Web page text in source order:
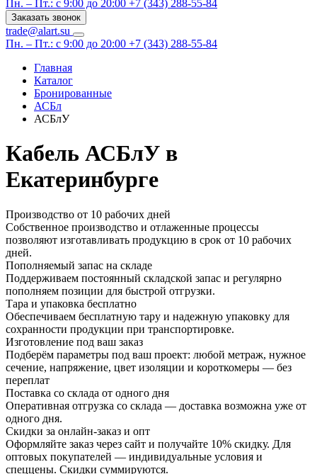
Пн. – Пт.: с 9:00 до 20:00 +7 (343) 288-55-84
Заказать звонок
trade@alart.su
Пн. – Пт.: с 9:00 до 20:00 +7 (343) 288-55-84
Главная
Каталог
Бронированные
АСБл
АСБлУ
Кабель АСБлУ в
Екатеринбурге
Производство от 10 рабочих дней
Собственное производство и отлаженные процессы
позволяют изготавливать продукцию в срок от 10 рабочих
дней.
Пополняемый запас на складе
Поддерживаем постоянный складской запас и регулярно
пополняем позиции для быстрой отгрузки.
Тара и упаковка бесплатно
Обеспечиваем бесплатную тару и надежную упаковку для
сохранности продукции при транспортировке.
Изготовление под ваш заказ
Подберём параметры под ваш проект: любой метраж, нужное
сечение, напряжение, цвет изоляции и короткомеры — без
переплат
Поставка со склада от одного дня
Оперативная отгрузка со склада — доставка возможна уже от
одного дня.
Скидки за онлайн-заказ и опт
Оформляйте заказ через сайт и получайте 10% скидку. Для
оптовых покупателей — индивидуальные условия и
спеццены. Скидки суммируются.